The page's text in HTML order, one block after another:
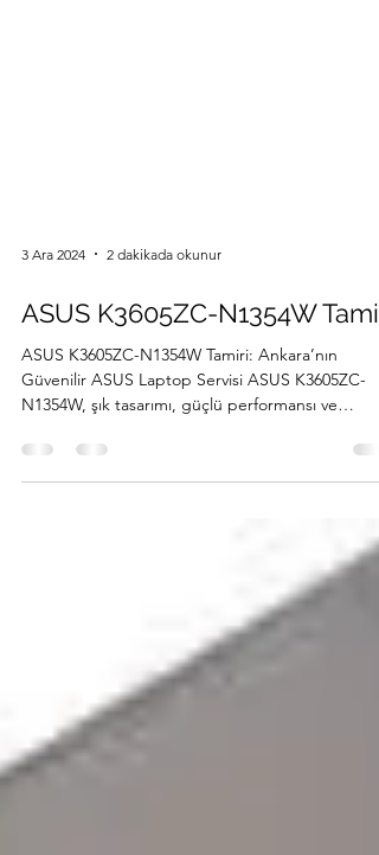
3 Ara 2024 2 dakikada okunur
ASUS K3605ZC-N1354W Tamiri
ASUS K3605ZC-N1354W Tamiri: Ankara’nın
N1354W, şık tasarımı, güçlü performansı ve
taşınabilir...